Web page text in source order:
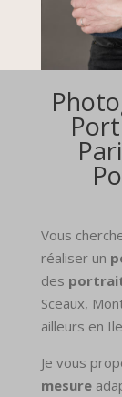
Vous
réaliser un
des
Sceaux,
ailleurs en
Je vous
mesure